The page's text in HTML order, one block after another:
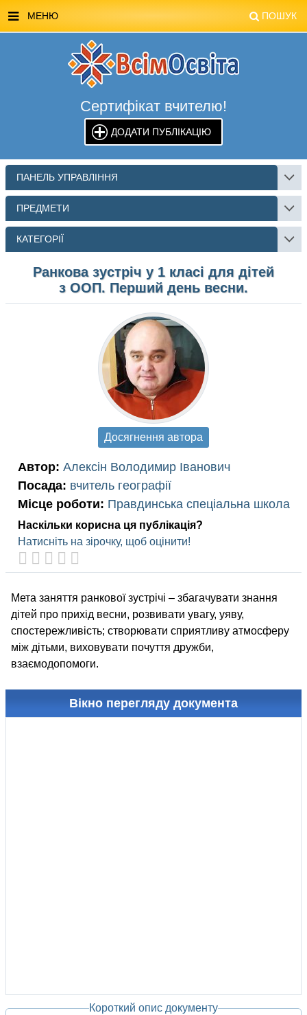
МЕНЮ ПОШУК
МАГАЗИН ВСІМОСВІТА
СТЕНДИ ВСІМОСВІТА
РЕКЛАМА НА САЙТІ
КОНТАКТИ
ПОШУК
Сертифікат вчителю!
ДОДАТИ ПУБЛІКАЦІЮ
ПАНЕЛЬ УПРАВЛІННЯ
ПРЕДМЕТИ
КАТЕГОРІЇ
Ранкова зустріч у 1 класі для дітей
з ООП. Перший день весни.
Автор: Алексін Володимир Іванович
Посада: вчитель географії
Місце роботи: Правдинська спеціальна школа
Наскільки корисна ця публікація?
Натисніть на зірочку, щоб оцінити!
Досягнення автора
Мета заняття ранкової зустрічі – збагачувати знання
дітей про прихід весни, розвивати увагу, уяву,
спостережливість; створювати сприятливу атмосферу
між дітьми, виховувати почуття дружби,
взаємодопомоги.
Вікно перегляду документа
Короткий опис документу